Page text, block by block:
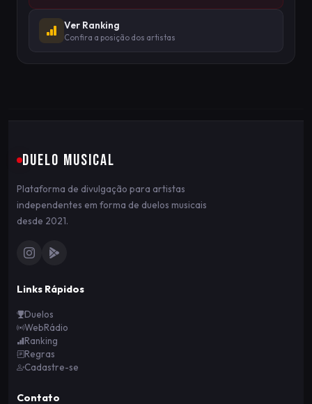
Ver Ranking
Confira a posição dos artistas
DUELO MUSICAL
Plataforma de divulgação para artistas
independentes em forma de duelos musicais
desde 2021.
Links Rápidos
Duelos
WebRádio
Ranking
Regras
Cadastre-se
Contato